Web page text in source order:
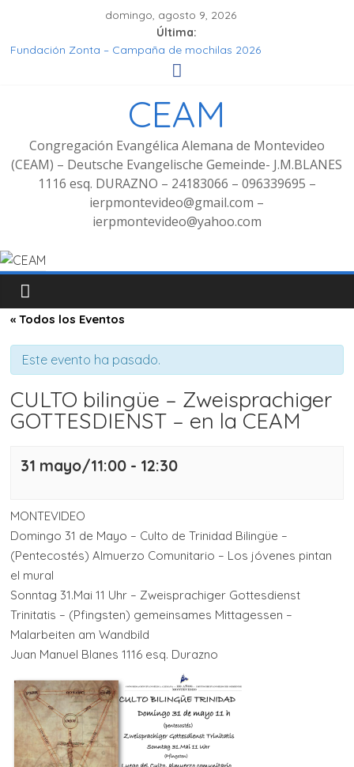
domingo, agosto 9, 2026
Última:
Fundación Zonta – Campaña de mochilas 2026
Seminar Hören, Verstehen, Geniessen
Fotos Culto bilingüe 8/2025 con bienvenida de grupo
CEAM
Congregación Evangélica Alemana de Montevideo
(CEAM) – Deutsche Evangelische Gemeinde- J.M.BLANES
1116 esq. DURAZNO – 24183066 – 096339695 –
ierpmontevideo@gmail.com –
ierpmontevideo@yahoo.com
« Todos los Eventos
Este evento ha pasado.
CULTO bilingüe – Zweisprachiger
GOTTESDIENST – en la CEAM
31 mayo/11:00 - 12:30
MONTEVIDEO
Domingo 31 de Mayo – Culto de Trinidad Bilingüe –
(Pentecostés) Almuerzo Comunitario – Los jóvenes pintan
el mural
Sonntag 31.Mai 11 Uhr – Zweisprachiger Gottesdienst
Trinitatis – (Pfingsten) gemeinsames Mittagessen –
Malarbeiten am Wandbild
Juan Manuel Blanes 1116 esq. Durazno